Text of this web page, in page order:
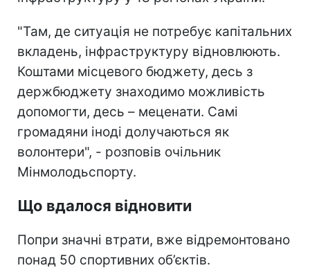
"Там, де ситуація не потребує капітальних
вкладень, інфраструктуру відновлюють.
Коштами місцевого бюджету, десь з
держбюджету знаходимо можливість
допомогти, десь – меценати. Самі
громадяни іноді долучаються як
волонтери", - розповів очільник
Мінмолодьспорту.
Що вдалося відновити
Попри значні втрати, вже відремонтовано
понад 50 спортивних об’єктів.